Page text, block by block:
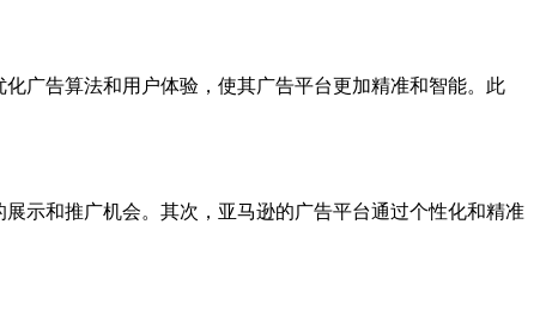
广告算法和用户体验，使其广告平台更加精准和智能。此
示和推广机会。其次，亚马逊的广告平台通过个性化和精准